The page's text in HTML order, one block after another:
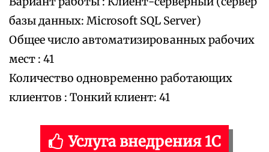
базы данных: Microsoft SQL Server)
Общее число автоматизированных рабочих
мест : 41
Количество одновременно работающих
клиентов : Тонкий клиент: 41
Услуга внедрения 1С